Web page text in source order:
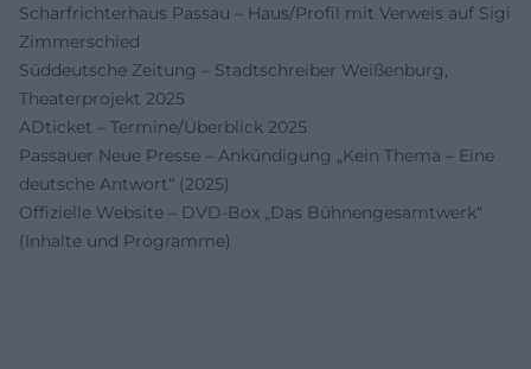
Scharfrichterhaus Passau – Haus/Profil mit Verweis auf Sigi
Zimmerschied
Süddeutsche Zeitung – Stadtschreiber Weißenburg,
Theaterprojekt 2025
ADticket – Termine/Überblick 2025
Passauer Neue Presse – Ankündigung „Kein Thema – Eine
deutsche Antwort“ (2025)
Offizielle Website – DVD-Box „Das Bühnengesamtwerk“
(Inhalte und Programme)